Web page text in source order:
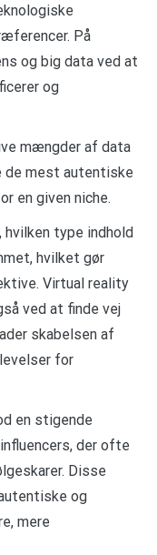
På
og big data ved at
og
mængder af data
de mest autentiske
en given niche.
type indhold
hvilket gør
Virtual reality
ved at finde vej
skabelsen af
for
en stigende
der ofte
Disse
og
mere